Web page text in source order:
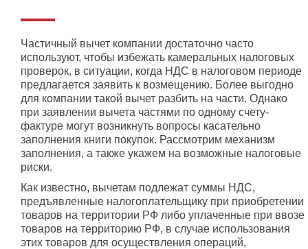
Частичный вычет компании достаточно часто
используют, чтобы избежать камеральных налоговых
проверок, в ситуации, когда НДС в налоговом периоде
предлагается заявить к возмещению. Более выгодно
для компании такой вычет разбить на части. Однако
при заявлении вычета частями по одному счету-
фактуре могут возникнуть вопросы касательно
заполнения книги покупок. Рассмотрим механизм
заполнения, а также укажем на возможные налоговые
риски.
Как известно, вычетам подлежат суммы НДС,
предъявленные налогоплательщику при приобретении
товаров на территории РФ либо уплаченные при ввозе
товаров на территорию РФ, в случае использования
этих товаров для осуществления операций,